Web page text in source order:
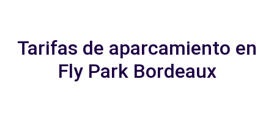
Tarifas de aparcamiento en
Fly Park Bordeaux